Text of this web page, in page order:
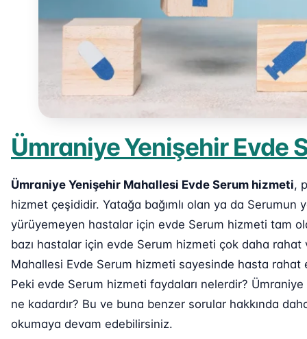
Ümraniye Yenişehir Evde
Ümraniye Yenişehir Mahallesi Evde Serum hizmeti,
hizmet çeşididir. Yatağa bağımlı olan ya da
yürüyemeyen hastalar için evde Serum hizmeti tam
bazı hastalar için evde Serum hizmeti çok daha
Mahallesi Evde Serum hizmeti sayesinde hasta rahat
Peki evde Serum hizmeti faydaları nelerdir?
ne kadardır? Bu ve buna benzer sorular hakkında
okumaya devam edebilirsiniz.